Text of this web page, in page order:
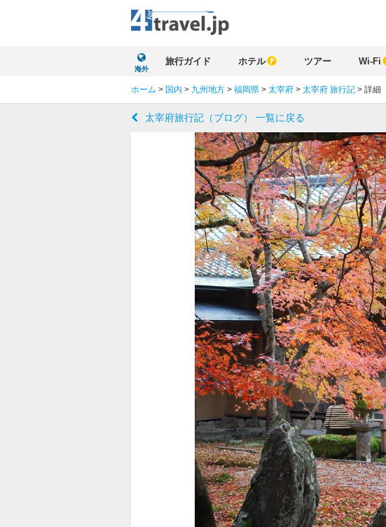
海外
旅行ガイド ホテル ツアー Wi-Fi
ホーム > 国内 > 九州地方 > 福岡県 > 太宰府 > 太宰府 旅行記 > 詳細
太宰府旅行記（ブログ） 一覧に戻る